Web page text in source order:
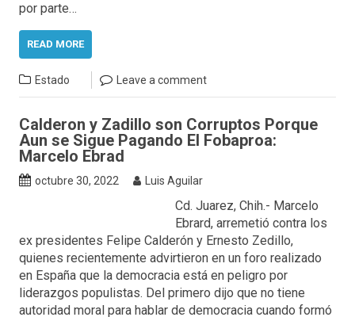
por parte…
READ MORE
Estado Leave a comment
Calderon y Zadillo son Corruptos Porque
Aun se Sigue Pagando El Fobaproa:
Marcelo Ebrad
octubre 30, 2022 Luis Aguilar
Cd. Juarez, Chih.- Marcelo
Ebrard, arremetió contra los
ex presidentes Felipe Calderón y Ernesto Zedillo,
quienes recientemente advirtieron en un foro realizado
en España que la democracia está en peligro por
liderazgos populistas. Del primero dijo que no tiene
autoridad moral para hablar de democracia cuando formó